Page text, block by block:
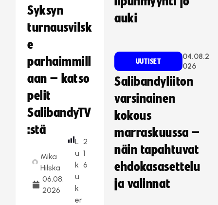
Syksyn
turnausvilsk
e
parhaimmill
aan – katso
pelit
SalibandyTV
:stä
Mika
Hilska
06.08.
2026
L
u
k
u
k
er
2
1
6
auki
UUTISET
04.08.2
026
Salibandyliiton
varsinainen
kokous
marraskuussa –
näin tapahtuvat
ehdokasasettelu
ja valinnat